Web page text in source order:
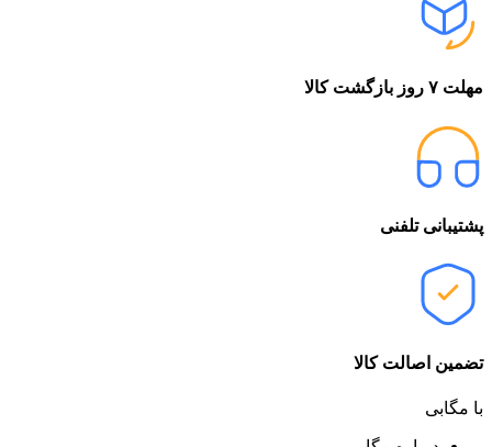
مهلت ۷ روز بازگشت کالا
پشتیبانی تلفنی
تضمین اصالت کالا
با مگابی